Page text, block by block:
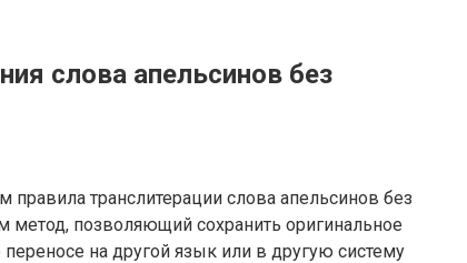
слова апельсинов без
транслитерации слова апельсинов без
позволяющий сохранить оригинальное
переносе на другой язык или в другую систему